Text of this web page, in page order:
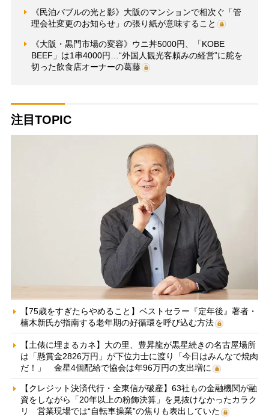
《民泊バブルの光と影》大阪のマンションで相次ぐ「管
理会社変更のお知らせ」の張り紙が意味すること
《大阪・黒門市場の変容》ウニ丼5000円、「KOBE
BEEF」は1串4000円…“外国人観光客頼みの経営”に舵を
切った飲食店オーナーの葛藤
注目TOPIC
【75歳をすぎたらやめること】ベストセラー『定年後』著者・
楠木新氏が指南する老年期の好循環を呼び込む方法
【土俵に埋まるカネ】大の里、豊昇龍が黒星続きの名古屋場所
は「懸賞金2826万円」が下位力士に渡り「今日はみんなで焼肉
だ！」 金星4個配給で協会は年96万円の支出増に
【クレジット決済代行・全東信が破産】63社もの金融機関が融
資をしながら「20年以上の粉飾決算」を見抜けなかったカラク
リ 営業現場では“自転車操業”の焦りも表出していた